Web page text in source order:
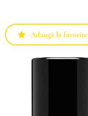
Adaugă la favorite